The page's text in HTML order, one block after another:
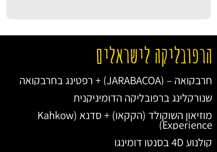
הרפובליקה לישראלים
חרבקואה – (JARABACOA) + רפטינג בחרבקואה
שנורקלינג ברפובליקה הדומיניקנית
מוזיאון השוקולד (הקקאו) + סדנא (Kahkow
Experience)
קולנוע 4D בסנטו דומינגו